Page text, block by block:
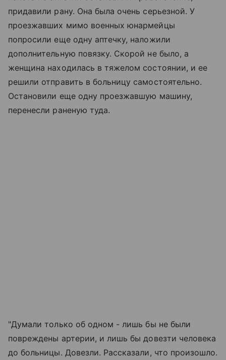
придавили рану. Она была очень серьезной. У
проезжавших мимо военных юнармейцы
попросили еще одну аптечку, наложили
дополнительную повязку. Скорой не было, а
женщина находилась в тяжелом состоянии, и ее
решили отправить в больницу самостоятельно.
Остановили еще одну проезжавшую машину,
перенесли раненую туда.
"Думали только об одном - лишь бы не были
повреждены артерии, и лишь бы довезти человека
до больницы. Довезли. Рассказали, что произошло.